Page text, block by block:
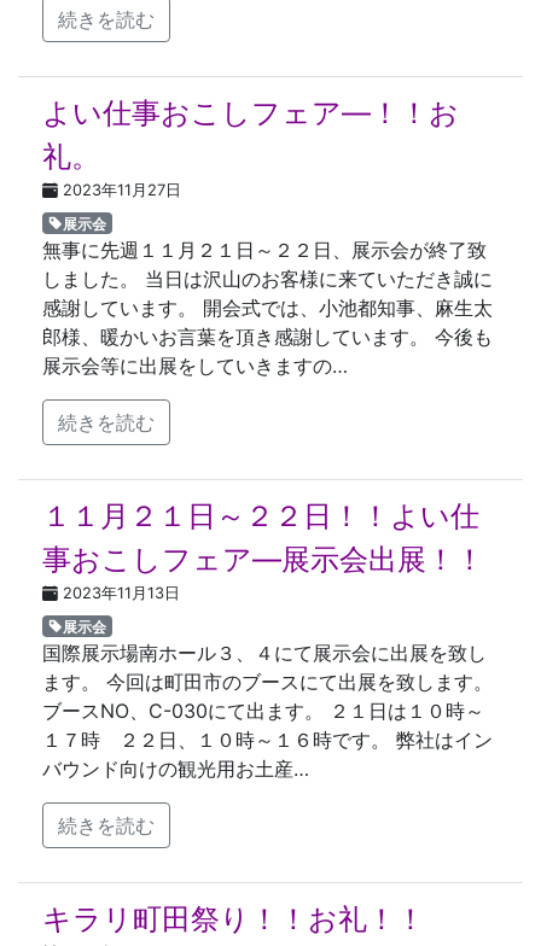
続きを読む
よい仕事おこしフェア―！！お
礼。
2023年11月27日
展示会
無事に先週１１月２１日～２２日、展示会が終了致
しました。 当日は沢山のお客様に来ていただき誠に
感謝しています。 開会式では、小池都知事、麻生太
郎様、暖かいお言葉を頂き感謝しています。 今後も
展示会等に出展をしていきますの…
続きを読む
１１月２１日～２２日！！よい仕
事おこしフェア―展示会出展！！
2023年11月13日
展示会
国際展示場南ホール３、４にて展示会に出展を致し
ます。 今回は町田市のブースにて出展を致します。
ブースNO、C-030にて出ます。 ２１日は１０時～
１７時 ２２日、１０時～１６時です。 弊社はイン
バウンド向けの観光用お土産…
続きを読む
キラリ町田祭り！！お礼！！